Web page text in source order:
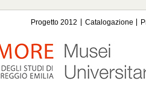
Progetto 2012 Catalogazione